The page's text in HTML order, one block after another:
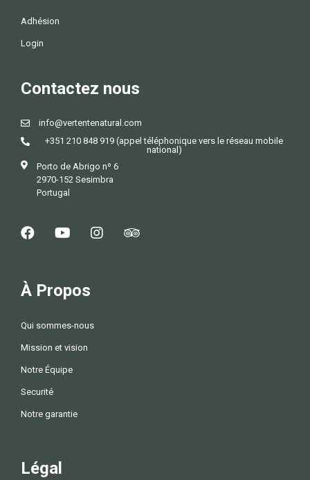
Adhésion
Login
Contactez nous
info@vertentenatural.com
+351 210 848 919 (appel téléphonique vers le réseau mobile
national)
Porto de Abrigo nº 6
2970-152 Sesimbra
Portugal
À Propos
Qui sommes-nous
Mission et vision
Notre Équipe
Securité
Notre garantie
Légal